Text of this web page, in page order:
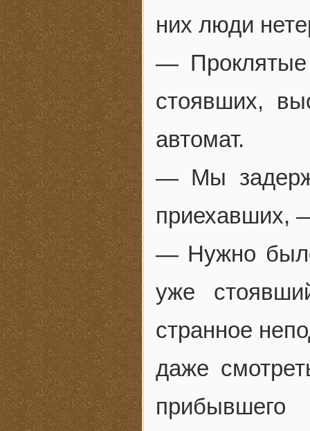
них люди
— Проклятые
стоявших,
автомат.
— Мы
приехавших,
— Нужно
уже
странное
даже